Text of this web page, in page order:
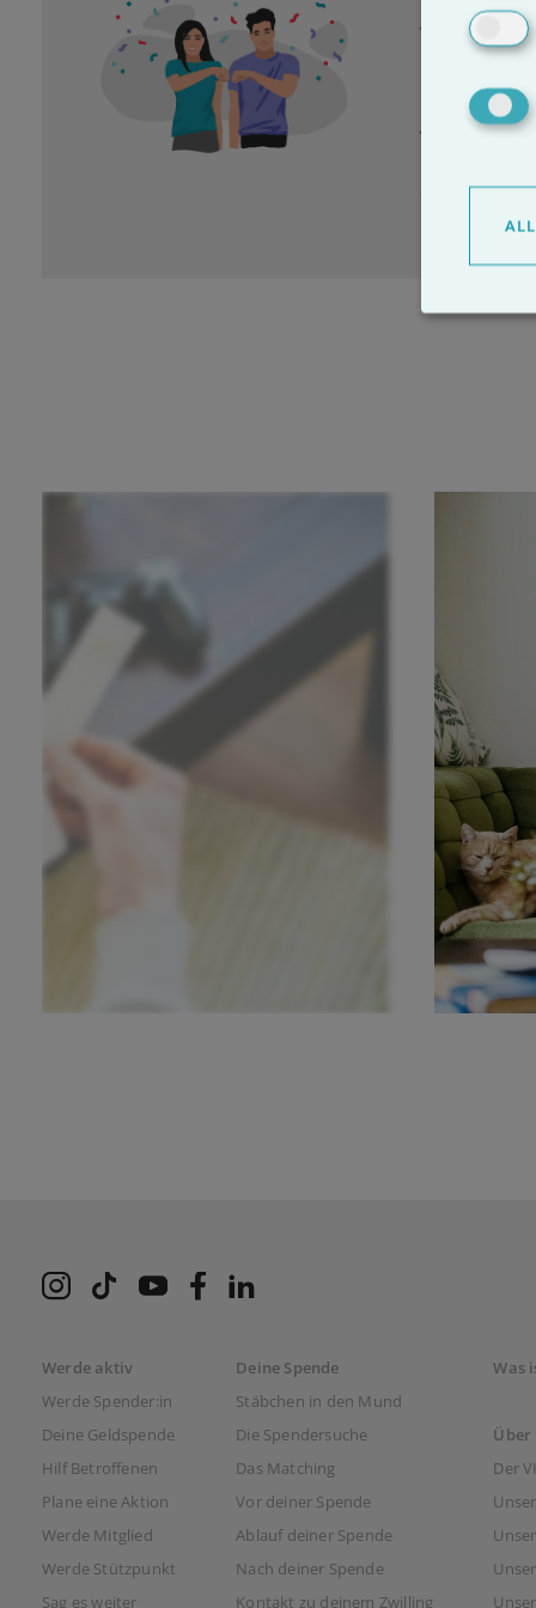
Wir helfen
beide
MEHR
VKS bei Instagram
VKS bei TikTok
VKS bei Youtube
VKS bei Facebook
Werde aktiv
Werde Spender:in
Deine Geldspende
Hilf Betroffenen
Plane eine Aktion
Werde Mitglied
Werde Stützpunkt
Sag es weiter
Deine Spende
Stäbchen in den Mund
Die Spendersuche
Das Matching
Vor deiner Spende
Ablauf deiner Spende
Nach deiner Spende
Kontakt zu deinem Zwilling
Was
Über
Der